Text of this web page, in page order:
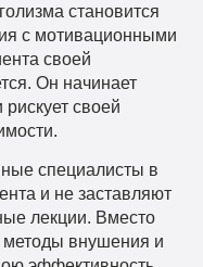
становится
с мотивационными
своей
Он начинает
своей
специалисты в
и не заставляют
лекции. Вместо
методы внушения и